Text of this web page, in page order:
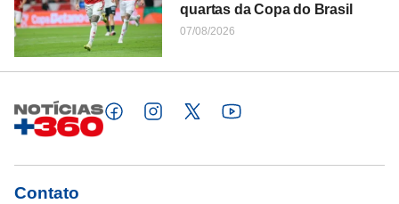
quartas da Copa do Brasil
07/08/2026
Contato